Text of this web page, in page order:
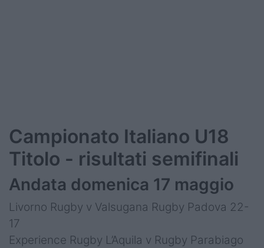
Campionato Italiano U18
Titolo - risultati semifinali
Andata domenica 17 maggio
Livorno Rugby v Valsugana Rugby Padova 22-
17
Experience Rugby L’Aquila v Rugby Parabiago